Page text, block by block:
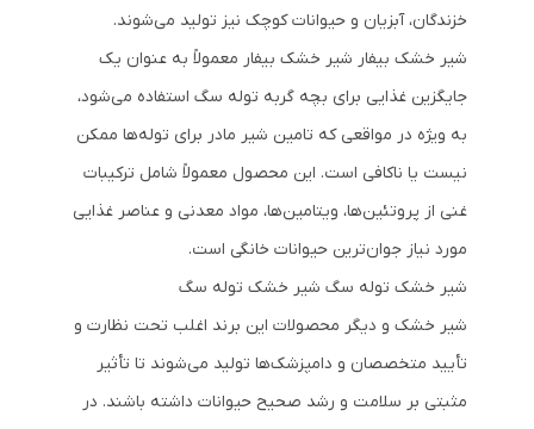
خزندگان، آبزیان و حیوانات کوچک نیز تولید می‌شوند.
شیر خشک بیفار شیر خشک بیفار معمولاً به عنوان یک
جایگزین غذایی برای بچه گربه توله سگ استفاده می‌شود،
به ویژه در مواقعی که تامین شیر مادر برای توله‌ها ممکن
نیست یا ناکافی است. این محصول معمولاً شامل ترکیبات
غنی از پروتئین‌ها، ویتامین‌ها، مواد معدنی و عناصر غذایی
مورد نیاز جوان‌ترین حیوانات خانگی است.
شیر خشک توله سگ شیر خشک توله سگ
شیر خشک و دیگر محصولات این برند اغلب تحت نظارت و
تأیید متخصصان و دامپزشک‌ها تولید می‌شوند تا تأثیر
مثبتی بر سلامت و رشد صحیح حیوانات داشته باشند. در